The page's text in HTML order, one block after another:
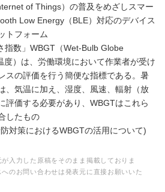
of Things）の普及をめざしスマー
Low Energy（BLE）対応のデバイス
トフォーム
数」WBGT（Wet-Bulb Globe
）は、労働環境において作業者が受け
スの評価を行う簡便な指標である。暑
、気温に加え、湿度、風速、輻射（放
評価する必要があり、WBGTはこれら
したもの
対策におけるWBGTの活用について)
入力した原稿をそのまま掲載しておりま
のお問い合わせは発表元に直接お願いいた